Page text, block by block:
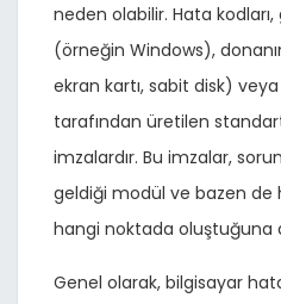
neden olabilir. Hata
(örneğin Windows),
ekran kartı, sabit disk)
tarafından üretilen
imzalardır. Bu imzalar,
geldiği modül ve bazen de
hangi noktada oluştuğuna
Genel olarak, bilgisayar